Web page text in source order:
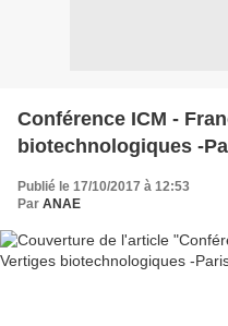
Conférence ICM -
biotechnologiques -
Publié le 17/10/2017 à 12:53
Par ANAE